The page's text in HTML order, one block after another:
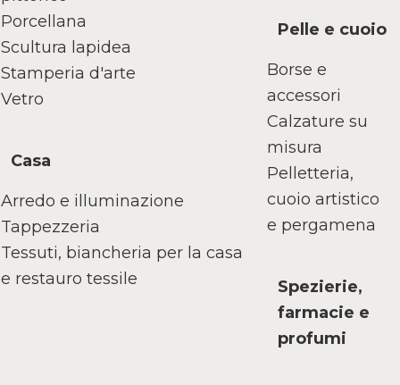
Porcellana
Scultura lapidea
Stamperia d'arte
Vetro
Casa
Arredo e illuminazione
Tappezzeria
Tessuti, biancheria per la casa
e restauro tessile
Pelle e cuoio
Borse e
accessori
Calzature su
misura
Pelletteria,
cuoio artistico
e pergamena
Spezierie,
farmacie e
profumi